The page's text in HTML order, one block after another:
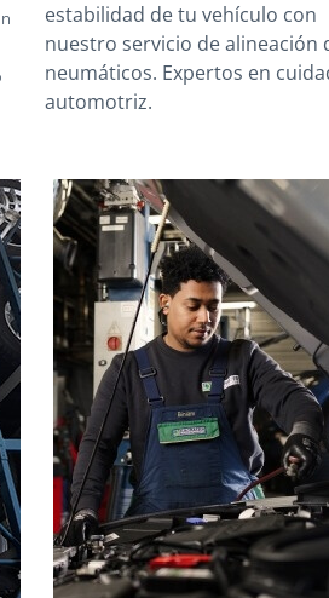
estabilidad de tu vehículo con
nuestro servicio de alineación
neumáticos. Expertos en
automotriz.